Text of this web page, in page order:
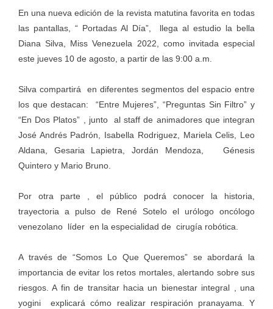
En una nueva edición de la revista matutina favorita en todas
las pantallas, “ Portadas Al Día”, llega al estudio la bella
Diana Silva, Miss Venezuela 2022, como invitada especial
este jueves 10 de agosto, a partir de las 9:00 a.m.
Silva compartirá en diferentes segmentos del espacio entre
los que destacan: “Entre Mujeres”, “Preguntas Sin Filtro” y
“En Dos Platos” , junto al staff de animadores que integran
José Andrés Padrón, Isabella Rodriguez, Mariela Celis, Leo
Aldana, Gesaria Lapietra, Jordán Mendoza, Génesis
Quintero y Mario Bruno.
Por otra parte , el público podrá conocer la historia,
trayectoria a pulso de René Sotelo el urólogo oncólogo
venezolano líder en la especialidad de cirugía robótica.
A través de “Somos Lo Que Queremos” se abordará la
importancia de evitar los retos mortales, alertando sobre sus
riesgos. A fin de transitar hacia un bienestar integral , una
yogini explicará cómo realizar respiración pranayama. Y